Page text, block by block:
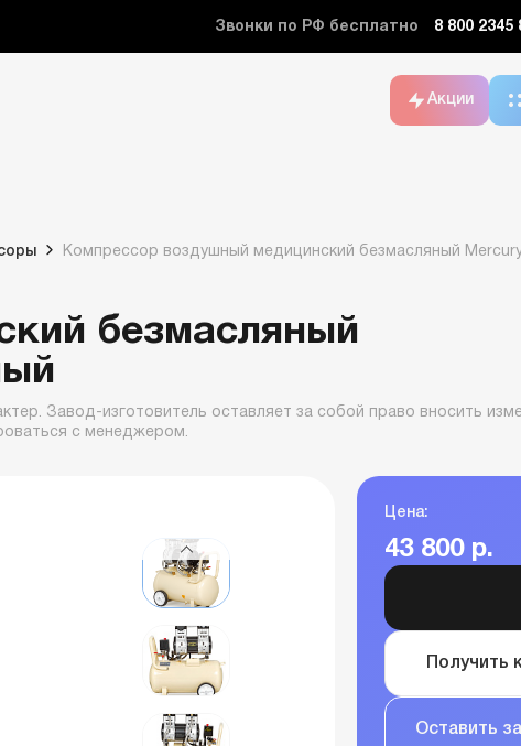
Звонки по РФ бесплатно 8 800 2345
Акции
Компрессор воздушный медицинский безмасляный
безмасляный
Завод-изготовитель оставляет за собой право вносить
с менеджером.
Цена:
43 800 р.
Получить
Оставить